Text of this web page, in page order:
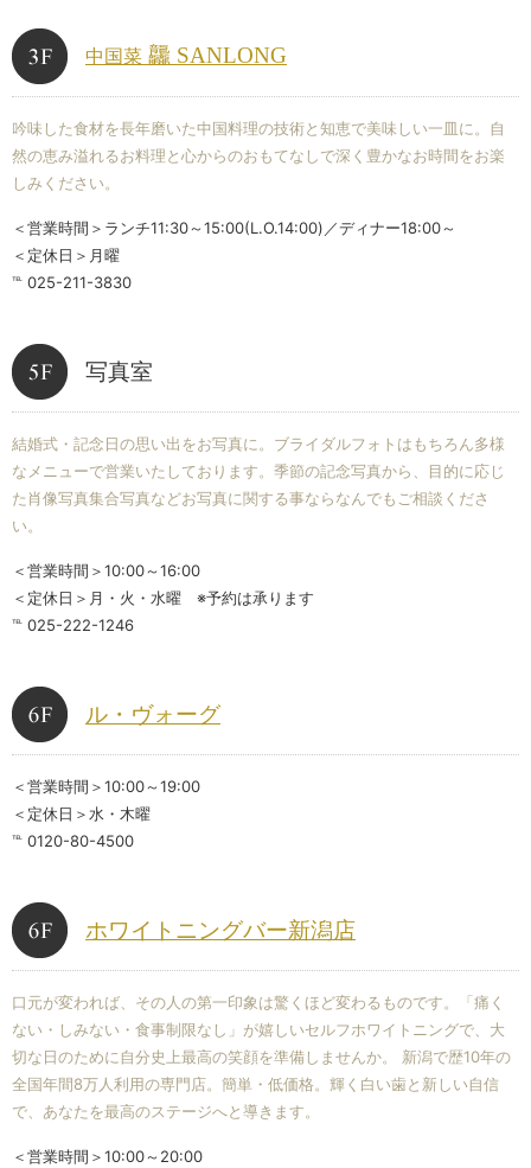
中国菜 龘 SANLONG
吟味した食材を長年磨いた中国料理の技術と知恵で美味しい一皿に。自
然の恵み溢れるお料理と心からのおもてなしで深く豊かなお時間をお楽
しみください。
＜営業時間＞ランチ11:30～15:00(L.O.14:00)／ディナー18:00～
＜定休日＞月曜
℡ 025-211-3830
写真室
結婚式・記念日の思い出をお写真に。ブライダルフォトはもちろん多様
なメニューで営業いたしております。季節の記念写真から、目的に応じ
た肖像写真集合写真などお写真に関する事ならなんでもご相談くださ
い。
＜営業時間＞10:00～16:00
＜定休日＞月・火・水曜 ※予約は承ります
℡ 025-222-1246
ル・ヴォーグ
＜営業時間＞10:00～19:00
＜定休日＞水・木曜
℡ 0120-80-4500
ホワイトニングバー新潟店
口元が変われば、その人の第一印象は驚くほど変わるものです。「痛く
ない・しみない・食事制限なし」が嬉しいセルフホワイトニングで、大
切な日のために自分史上最高の笑顔を準備しませんか。 新潟で歴10年の
全国年間8万人利用の専門店。簡単・低価格。輝く白い歯と新しい自信
で、あなたを最高のステージへと導きます。
＜営業時間＞10:00～20:00